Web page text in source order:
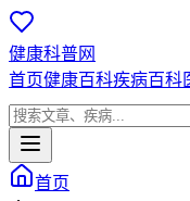
健康科普网
首页健康百科疾病百科
首页